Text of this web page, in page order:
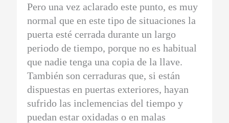
Pero una vez aclarado este punto, es muy
normal que en este tipo de situaciones la
puerta esté cerrada durante un largo
periodo de tiempo, porque no es habitual
que nadie tenga una copia de la llave.
También son cerraduras que, si están
dispuestas en puertas exteriores, hayan
sufrido las inclemencias del tiempo y
puedan estar oxidadas o en malas